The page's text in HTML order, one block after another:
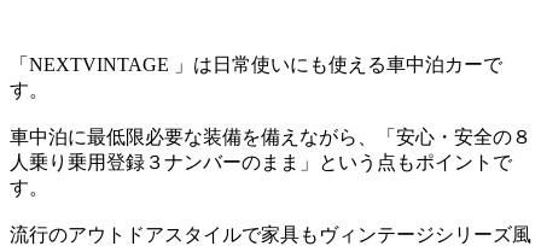
「NEXTVINTAGE 」は日常使いにも使える車中泊カーで
す。
車中泊に最低限必要な装備を備えながら、「安心・安全の８
人乗り乗用登録３ナンバーのまま」という点もポイントで
す。
流行のアウトドアスタイルで家具もヴィンテージシリーズ風